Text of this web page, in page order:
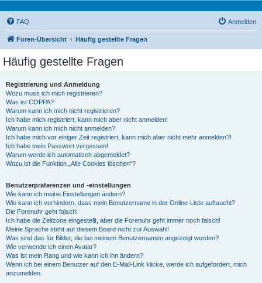
FAQ Anmelden
Foren-Übersicht Häufig gestellte Fragen
Häufig gestellte Fragen
Registrierung und Anmeldung
Wozu muss ich mich registrieren?
Was ist COPPA?
Warum kann ich mich nicht registrieren?
Ich habe mich registriert, kann mich aber nicht anmelden!
Warum kann ich mich nicht anmelden?
Ich habe mich vor einiger Zeit registriert, kann mich aber nicht mehr anmelden?!
Ich habe mein Passwort vergessen!
Warum werde ich automatisch abgemeldet?
Wozu ist die Funktion „Alle Cookies löschen“?
Benutzerpräferenzen und -einstellungen
Wie kann ich meine Einstellungen ändern?
Wie kann ich verhindern, dass mein Benutzername in der Online-Liste auftaucht?
Die Forenuhr geht falsch!
Ich habe die Zeitzone eingestellt, aber die Forenuhr geht immer noch falsch!
Meine Sprache steht auf diesem Board nicht zur Auswahl!
Was sind das für Bilder, die bei meinem Benutzernamen angezeigt werden?
Wie verwende ich einen Avatar?
Was ist mein Rang und wie kann ich ihn ändern?
Wenn ich bei einem Benutzer auf den E-Mail-Link klicke, werde ich aufgefordert, mich
anzumelden.